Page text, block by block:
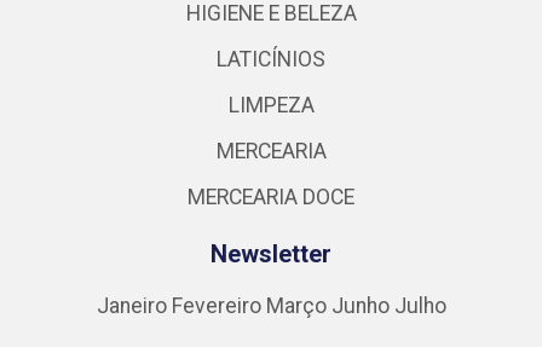
HIGIENE E BELEZA
LATICÍNIOS
LIMPEZA
MERCEARIA
MERCEARIA DOCE
Newsletter
Janeiro Fevereiro Março Junho Julho